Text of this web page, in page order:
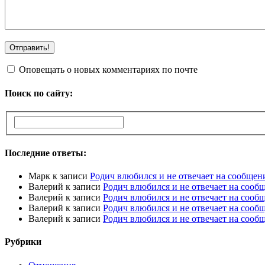
Оповещать о новых комментариях по почте
Поиск по сайту:
Последние ответы:
Марк к записи Родич влюбился и не отвечает на
Валерий к записи Родич влюбился и не отвечает на
Валерий к записи Родич влюбился и не отвечает на
Валерий к записи Родич влюбился и не отвечает на
Валерий к записи Родич влюбился и не отвечает на
Рубрики